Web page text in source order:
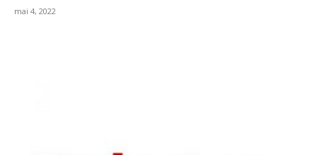
mai 4, 2022